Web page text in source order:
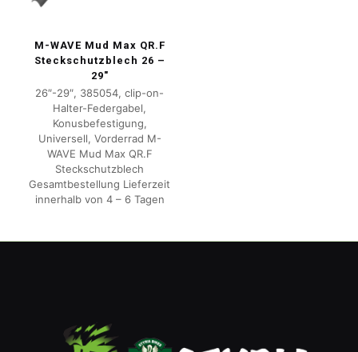
M-WAVE Mud Max QR.F
Steckschutzblech 26 –
29″
26″-29″, 385054, clip-on-
Halter-Federgabel,
Konusbefestigung,
Universell, Vorderrad M-
WAVE Mud Max QR.F
Steckschutzblech
Gesamtbestellung Lieferzeit
innerhalb von 4 – 6 Tagen